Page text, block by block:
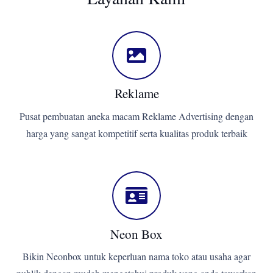
Reklame
Pusat pembuatan aneka macam Reklame Advertising dengan
harga yang sangat kompetitif serta kualitas produk terbaik
Neon Box
Bikin Neonbox untuk keperluan nama toko atau usaha agar